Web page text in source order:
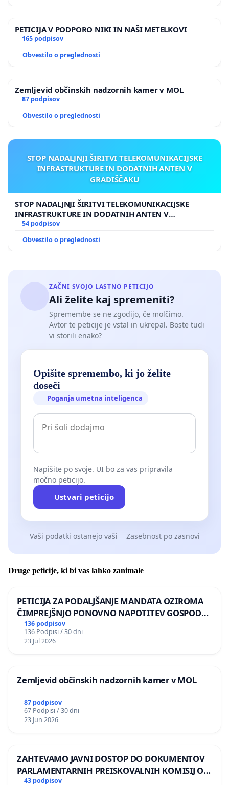
PETICIJA V PODPORO NIKI IN NAŠI METELKOVI
165 podpisov
Obvestilo o preglednosti
Zemljevid občinskih nadzornih kamer v MOL
87 podpisov
Obvestilo o preglednosti
STOP NADALJNJI ŠIRITVI TELEKOMUNIKACIJSKE
INFRASTRUKTURE IN DODATNIH ANTEN V
GRADIŠČAKU
STOP NADALJNJI ŠIRITVI TELEKOMUNIKACIJSKE
INFRASTRUKTURE IN DODATNIH ANTEN V
GRADIŠČAKU
54 podpisov
Obvestilo o preglednosti
ZAČNI SVOJO LASTNO PETICIJO
Ali želite kaj spremeniti?
Spremembe se ne zgodijo, če molčimo.
Avtor te peticije je vstal in ukrepal. Boste tudi
vi storili enako?
Opišite spremembo, ki jo želite
doseči
Poganja umetna inteligenca
Napišite po svoje. UI bo za vas pripravila
močno peticijo.
Ustvari peticijo
Vaši podatki ostanejo vaši Zasebnost po zasnovi
Druge peticije, ki bi vas lahko zanimale
PETICIJA ZA PODALJŠANJE MANDATA OZIROMA
ČIMPREJŠNJO PONOVNO NAPOTITEV GOSPODA
BERNARDA ŠRAJNERJA NA VELEPOSLANIŠTVO
REPUBLIKE SLOVENIJE V MOSKVI
136 podpisov
136 Podpisi / 30 dni
23 Jul 2026
Zemljevid občinskih nadzornih kamer v MOL
87 podpisov
67 Podpisi / 30 dni
23 Jun 2026
ZAHTEVAMO JAVNI DOSTOP DO DOKUMENTOV
PARLAMENTARNIH PREISKOVALNIH KOMISIJ O
ILEGALNI TRGOVINI Z OROŽJEM
43 podpisov